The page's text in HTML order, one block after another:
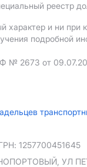
реестр
и ни при
подробной
№ 2673 от
1257700451645
УЛ